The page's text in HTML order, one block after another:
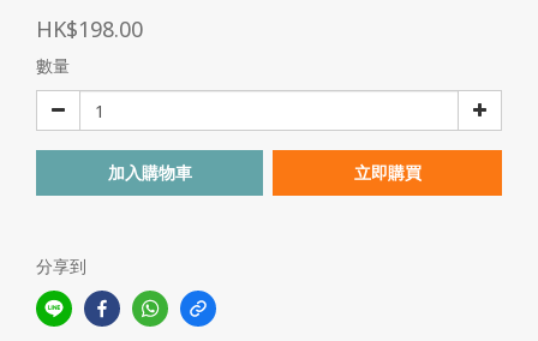
HK$198.00
數量
加入購物車 立即購買
分享到